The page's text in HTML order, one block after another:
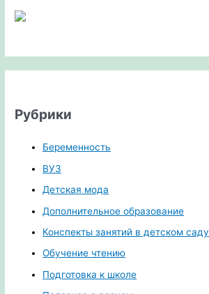
Рубрики
Беременность
ВУЗ
Детская мода
Дополнительное образование
Конспекты занятий в детском саду
Обучение чтению
Подготовка к школе